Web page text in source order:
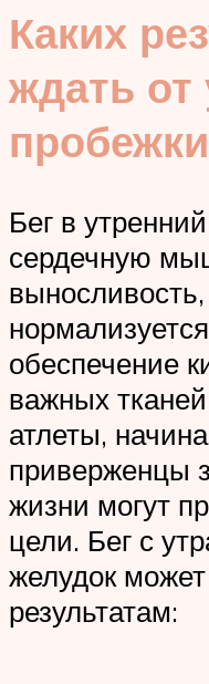
Каких
ждать от
пробежки
Бег в
сердечную
обеспечение
важных
атлеты,
приверженцы
жизни могут
цели. Бег с
желудок
результатам: